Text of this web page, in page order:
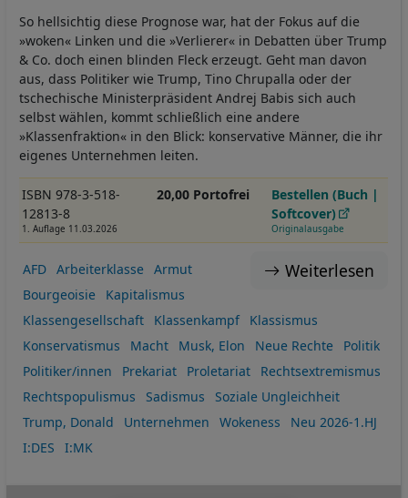
So hellsichtig diese Prognose war, hat der Fokus auf die
»woken« Linken und die »Verlierer« in Debatten über Trump
& Co. doch einen blinden Fleck erzeugt. Geht man davon
aus, dass Politiker wie Trump, Tino Chrupalla oder der
tschechische Ministerpräsident Andrej Babis sich auch
selbst wählen, kommt schließlich eine andere
»Klassenfraktion« in den Blick: konservative Männer, die ihr
eigenes Unternehmen leiten.
ISBN 978-3-518-
12813-8
1. Auflage 11.03.2026
20,00 Portofrei
Bestellen (Buch |
Softcover)
Originalausgabe
Weiterlesen
AFD Arbeiterklasse
Armut
Bourgeoisie
Kapitalismus
Klassengesellschaft
Klassenkampf
Klassismus
Konservatismus
Macht Musk, Elon Neue Rechte
Politik
Politiker/innen
Prekariat Proletariat
Rechtsextremismus
Rechtspopulismus
Sadismus
Soziale Ungleichheit
Trump, Donald
Unternehmen Wokeness
Neu 2026-1.HJ
I:DES
I:MK